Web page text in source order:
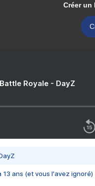
Créer un
Royale - DayZ
13 ans (et vous l'avez ignoré)